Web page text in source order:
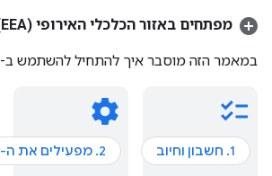
מפתחים באזור הכלכלי האירופי (EEA)
במאמר הזה מוסבר איך להתחיל להשתמש ב-Geocoding API.
checklist
1. חשבון וחיוב
settings
2. מפעילים את ה-API